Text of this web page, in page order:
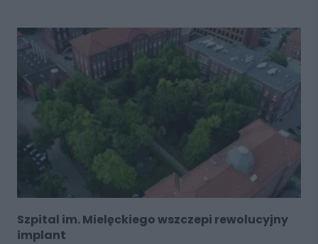
Szpital im. Mielęckiego wszczepi rewolucyjny
implant